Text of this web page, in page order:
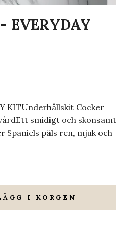
EVERYDAY
KITUnderhållskit Cocker
smidigt och skonsamt
Spaniels päls ren, mjuk och
I KORGEN